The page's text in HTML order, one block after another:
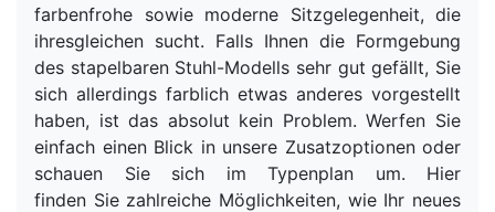
farbenfrohe sowie moderne Sitzgelegenheit, die
ihresgleichen sucht. Falls Ihnen die Formgebung
des stapelbaren Stuhl-Modells sehr gut gefällt, Sie
sich allerdings farblich etwas anderes vorgestellt
haben, ist das absolut kein Problem. Werfen Sie
einfach einen Blick in unsere Zusatzoptionen oder
schauen Sie sich im Typenplan um. Hier
finden Sie zahlreiche Möglichkeiten, wie Ihr neues